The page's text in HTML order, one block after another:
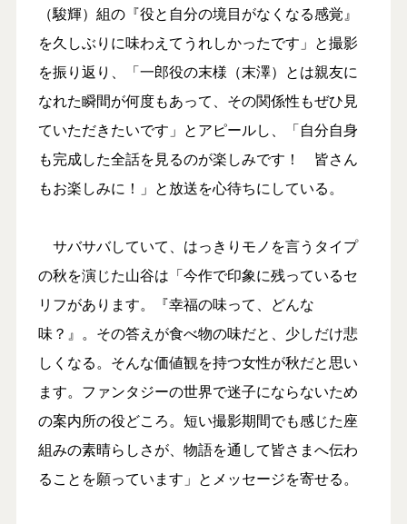
（駿輝）組の『役と自分の境目がなくなる感覚』
を久しぶりに味わえてうれしかったです」と撮影
を振り返り、「一郎役の末様（末澤）とは親友に
なれた瞬間が何度もあって、その関係性もぜひ見
ていただきたいです」とアピールし、「自分自身
も完成した全話を見るのが楽しみです！ 皆さん
もお楽しみに！」と放送を心待ちにしている。
サバサバしていて、はっきりモノを言うタイプ
の秋を演じた山谷は「今作で印象に残っているセ
リフがあります。『幸福の味って、どんな
味？』。その答えが食べ物の味だと、少しだけ悲
しくなる。そんな価値観を持つ女性が秋だと思い
ます。ファンタジーの世界で迷子にならないため
の案内所の役どころ。短い撮影期間でも感じた座
組みの素晴らしさが、物語を通して皆さまへ伝わ
ることを願っています」とメッセージを寄せる。